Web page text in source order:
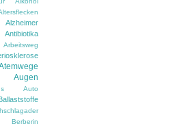
Alzheimer
Antibiotika
Arbeitsweg
Augen
Auto
Berberin